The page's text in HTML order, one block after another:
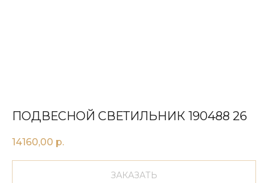
ПОДВЕСНОЙ СВЕТИЛЬНИК 190488 26
14160,00 р.
ЗАКАЗАТЬ